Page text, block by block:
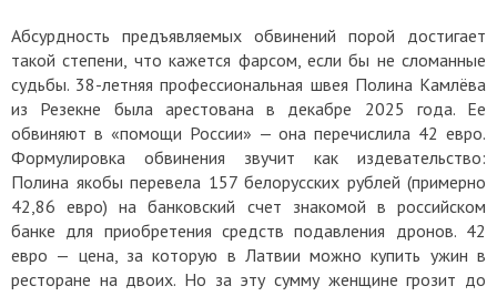
Абсурдность предъявляемых обвинений порой достигает
такой степени, что кажется фарсом, если бы не сломанные
судьбы. 38-летняя профессиональная швея Полина Камлёва
из Резекне была арестована в декабре 2025 года. Ее
обвиняют в «помощи России» — она перечислила 42 евро.
Формулировка обвинения звучит как издевательство:
Полина якобы перевела 157 белорусских рублей (примерно
42,86 евро) на банковский счет знакомой в российском
банке для приобретения средств подавления дронов. 42
евро — цена, за которую в Латвии можно купить ужин в
ресторане на двоих. Но за эту сумму женщине грозит до